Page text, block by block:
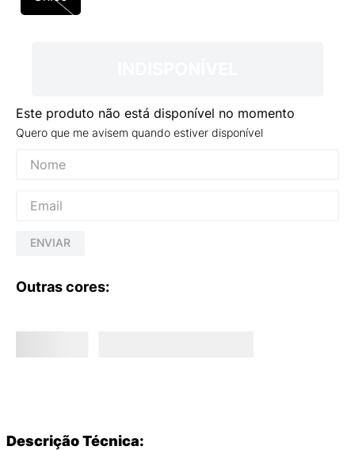
Este produto não está disponível no momento
Quero que me avisem quando estiver disponível
ENVIAR
Outras cores:
Descrição Técnica:
VANS TÊNIS VANS ULTRARANGE